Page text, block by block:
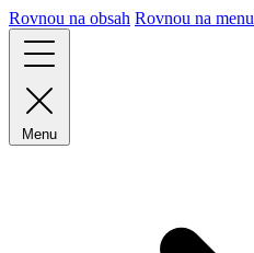
Rovnou na obsah Rovnou na menu
Menu